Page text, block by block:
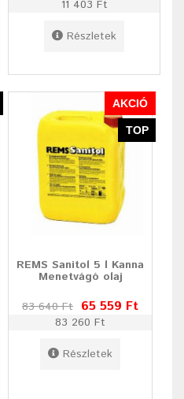
11 403 Ft
Részletek
AKCIÓ
TOP
REMS Sanitol 5 l Kanna
Menetvágó olaj
83 640 Ft 65 559 Ft
83 260 Ft
Részletek